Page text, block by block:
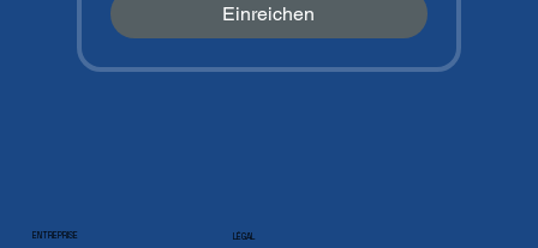
Einreichen
ENTREPRISE LÉGAL